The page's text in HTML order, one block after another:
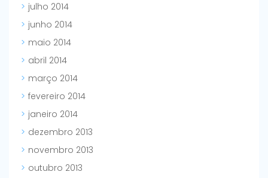
julho 2014
junho 2014
maio 2014
abril 2014
março 2014
fevereiro 2014
janeiro 2014
dezembro 2013
novembro 2013
outubro 2013